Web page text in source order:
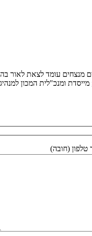
מנצחים עומד לצאת לאור
ומנכ"לית המכון
טלפון (חובה)